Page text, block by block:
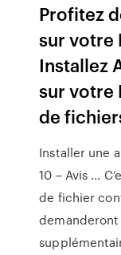
Profitez
sur votre
Installez
sur votre
de
Installer une
10 – Avis ...
de fichier